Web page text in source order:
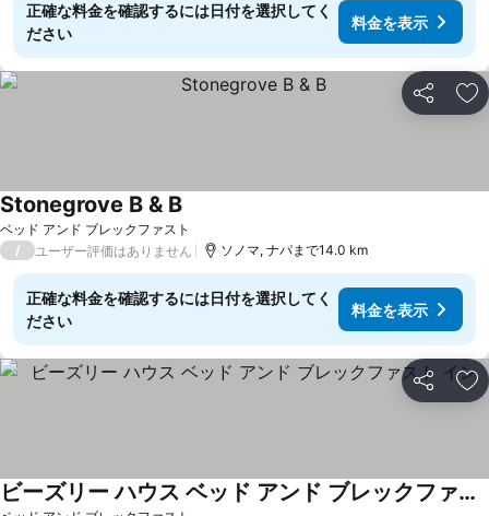
正確な料金を確認するには日付を選択してく
ださい
料金を表示
シェア お
ベッド アンド ブレックファスト
Stonegrove B & B料金を表示
/ ユーザー評価はありません ソノマ, ナパまで14.0 km
正確な料金を確認するには日付を選択してく
ださい
料金を表示
シェア お
ビーズリー ハウス ベッド アンド ブレックファスト イン